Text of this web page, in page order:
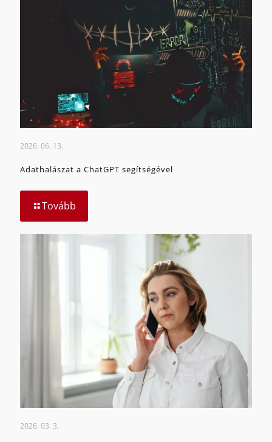
2026. 06. 13.
Adathalászat a ChatGPT segítségével
Tovább
2026. 03. 3.